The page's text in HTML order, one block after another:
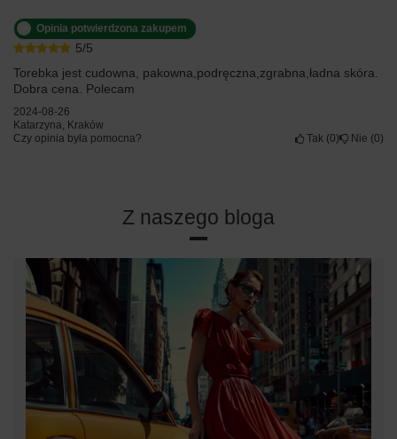
5/5
Opinia potwierdzona zakupem
Torebka jest cudowna, pakowna,podręczna,zgrabna,ładna skóra.
Dobra cena. Polecam
2024-08-26
Katarzyna, Kraków
Czy opinia była pomocna?
Tak 0 Nie 0
Z naszego bloga